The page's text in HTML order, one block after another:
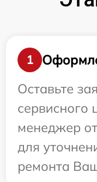
1
Оставьте
сервисного
менеджер
для
ремонта